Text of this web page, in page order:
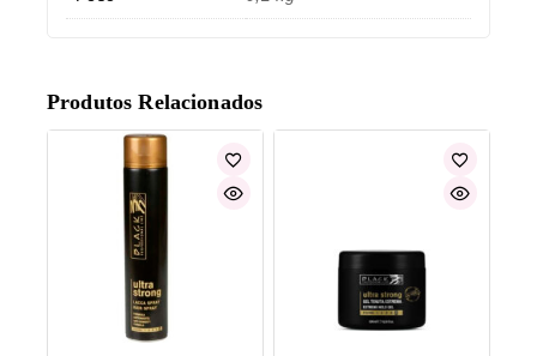
Produtos Relacionados